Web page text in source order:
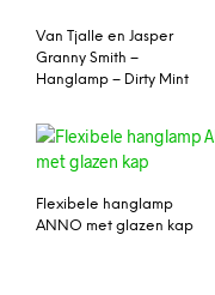
Van Tjalle en Jasper
Granny Smith –
Hanglamp – Dirty Mint
Flexibele hanglamp
ANNO met glazen kap